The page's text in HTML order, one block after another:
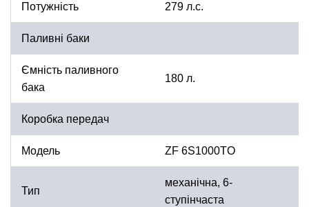
Потужність 279 л.с.
Паливні баки
Ємність паливного
бака
180 л.
Коробка передач
Модель ZF 6S1000TO
Тип
механічна, 6-
ступінчаста